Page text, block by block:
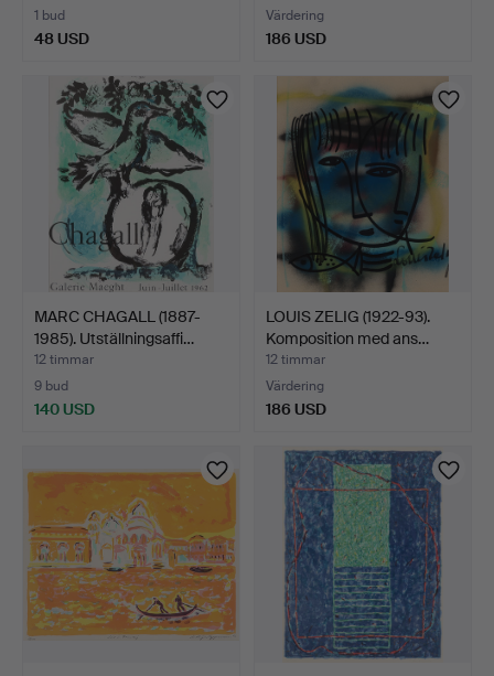
1 bud
48 USD
Värdering
186 USD
MARC CHAGALL (1887-
1985). Utställningsaffi…
12 timmar
9 bud
140 USD
LOUIS ZELIG (1922-93).
Komposition med ans…
12 timmar
Värdering
186 USD